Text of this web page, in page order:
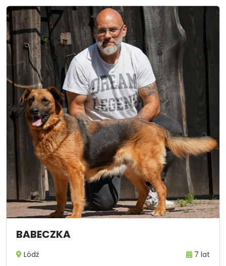
BABECZKA
Lódź 7 lat